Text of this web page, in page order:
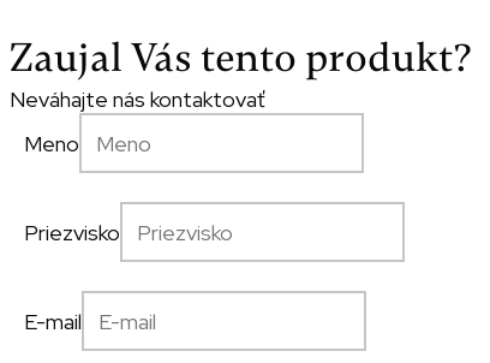
Zaujal Vás tento produkt?
Neváhajte nás kontaktovať
Meno
Priezvisko
E-mail